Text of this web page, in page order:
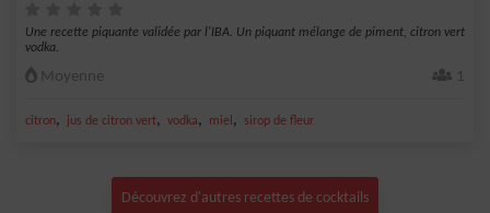
Une recette piquante validée par l'IBA. Un piquant mélange de piment, citron vert
vodka.
Moyenne 1
citron, jus de citron vert, vodka, miel , sirop de fleur
Découvrez d'autres recettes de cocktails